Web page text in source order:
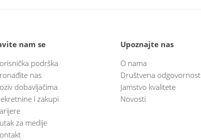
nam se
podrška
nas
dobavljačima
i zakupi
za medije
Upoznajte nas
O nama
Društvena odgovornost
Jamstvo kvalitete
Novosti